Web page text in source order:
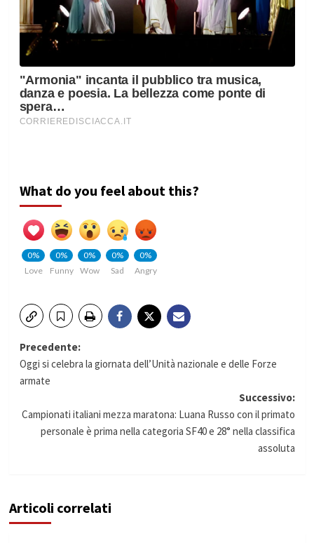
What do you feel about this?
0%
Love
0%
Funny
0%
Wow
0%
Sad
0%
Angry
Navigazione
articolo
Precedente:
Oggi si celebra la giornata dell’Unità nazionale e delle Forze
armate
Successivo:
Campionati italiani mezza maratona: Luana Russo con il primato
personale è prima nella categoria SF40 e 28° nella classifica
assoluta
Articoli correlati